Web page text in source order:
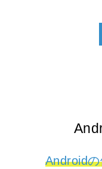
Android